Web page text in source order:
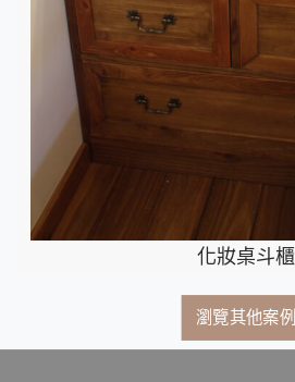
化妝桌斗櫃
瀏覽其他案例